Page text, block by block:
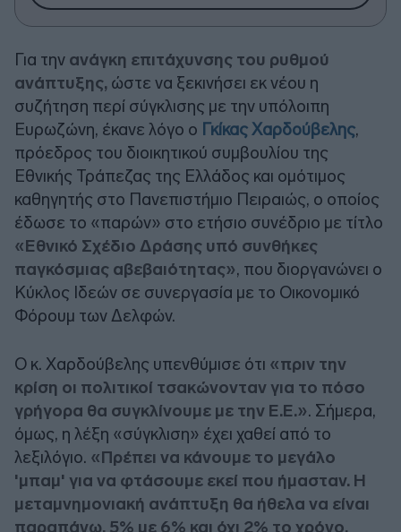
Για την ανάγκη επιτάχυνσης του ρυθμού
ανάπτυξης, ώστε να ξεκινήσει εκ νέου η
συζήτηση περί σύγκλισης με την υπόλοιπη
Ευρωζώνη, έκανε λόγο ο Γκίκας Χαρδούβελης,
πρόεδρος του διοικητικού συμβουλίου της
Εθνικής Τράπεζας της Ελλάδος και ομότιμος
καθηγητής στο Πανεπιστήμιο Πειραιώς, ο οποίος
έδωσε το «παρών» στο ετήσιο συνέδριο με τίτλο
«Εθνικό Σχέδιο Δράσης υπό συνθήκες
παγκόσμιας αβεβαιότητας», που διοργανώνει ο
Κύκλος Ιδεών σε συνεργασία με το Οικονομικό
Φόρουμ των Δελφών.
Ο κ. Χαρδούβελης υπενθύμισε ότι «πριν την
κρίση οι πολιτικοί τσακώνονταν για το πόσο
γρήγορα θα συγκλίνουμε με την Ε.Ε.». Σήμερα,
όμως, η λέξη «σύγκλιση» έχει χαθεί από το
λεξιλόγιο. «Πρέπει να κάνουμε το μεγάλο
'μπαμ' για να φτάσουμε εκεί που ήμασταν. Η
μεταμνημονιακή ανάπτυξη θα ήθελα να είναι
παραπάνω, 5% με 6% και όχι 2% το χρόνο.